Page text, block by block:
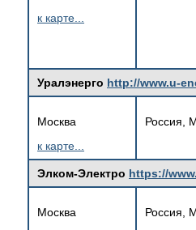
к карте...
Уралэнерго http://www.u-
Москва
к карте...
Россия,
Элком-Электро https://
Москва Россия,